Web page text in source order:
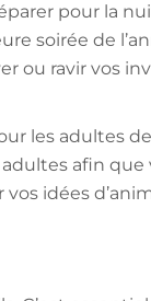
pour la
soirée de
ou ravir vos
les adultes
afin que
idées